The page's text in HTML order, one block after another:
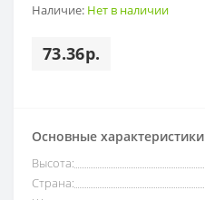
Наличие: Нет в наличии
73.36р.
Основные характеристики
Высота:
Страна: